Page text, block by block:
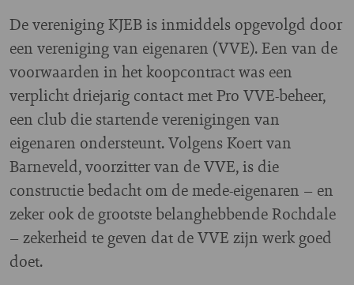
De vereniging KJEB is inmiddels opgevolgd door
een vereniging van eigenaren (VVE). Een van de
voorwaarden in het koopcontract was een
verplicht driejarig contact met Pro VVE-beheer,
een club die startende verenigingen van
eigenaren ondersteunt. Volgens Koert van
Barneveld, voorzitter van de VVE, is die
constructie bedacht om de mede-eigenaren – en
zeker ook de grootste belanghebbende Rochdale
– zekerheid te geven dat de VVE zijn werk goed
doet.